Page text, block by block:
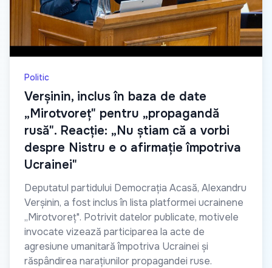
Politic
Verșinin, inclus în baza de date
„Mirotvoreț" pentru „propagandă
rusă". Reacție: „Nu știam că a vorbi
despre Nistru e o afirmație împotriva
Ucrainei"
Deputatul partidului Democrația Acasă, Alexandru
Verșinin, a fost inclus în lista platformei ucrainene
„Mirotvoreț". Potrivit datelor publicate, motivele
invocate vizează participarea la acte de
agresiune umanitară împotriva Ucrainei și
răspândirea narațiunilor propagandei ruse.